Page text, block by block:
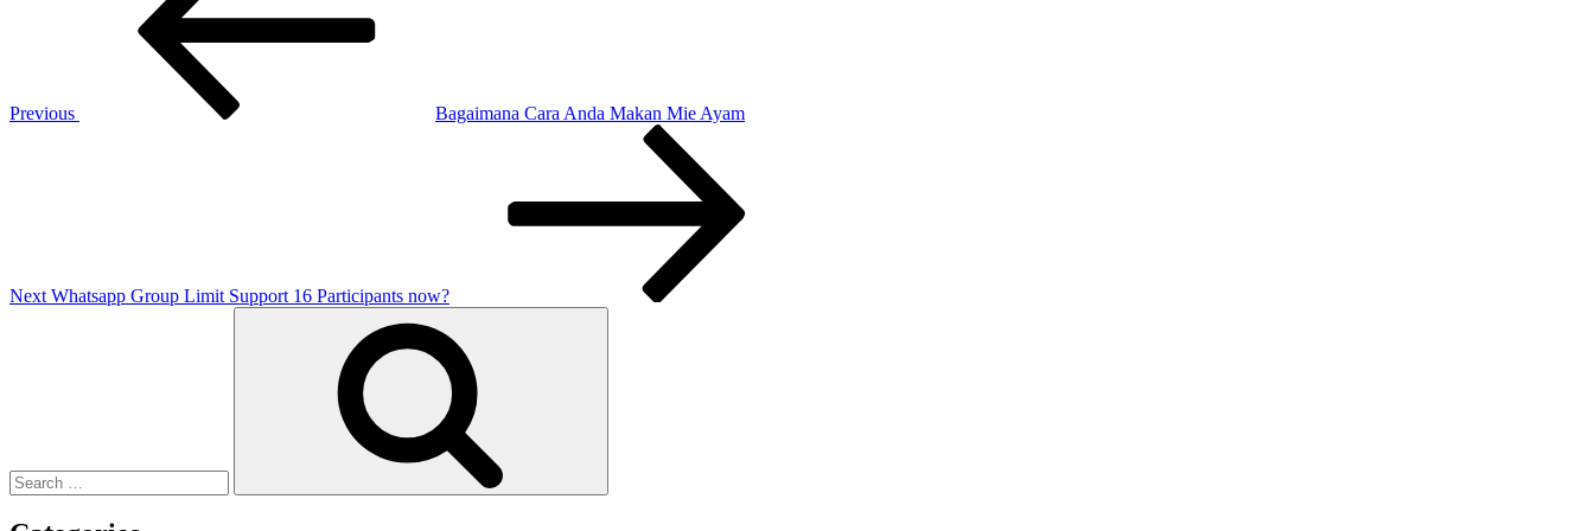
Previous
Bagaimana Cara Anda Makan Mie Ayam
Next Whatsapp Group Limit Support 16 Participants now?